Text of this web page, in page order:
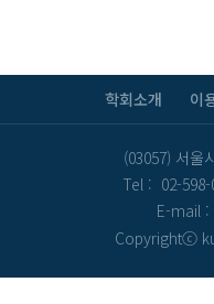
학회소개 이
(03057) 서울
Tel : 02-598-
E-mail
Copyrightⓒ